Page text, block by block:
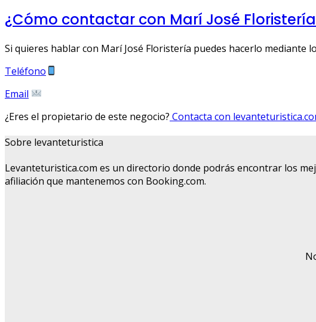
¿Cómo contactar con Marí José
Si quieres hablar con Marí José Floristería puedes hacerlo mediante
Teléfono
Email
¿Eres el propietario de este negocio? Contacta con
Sobre levanteturistica
Levanteturistica.com es un directorio donde podrás encontrar los
afiliación que mantenemos con Booking.com.